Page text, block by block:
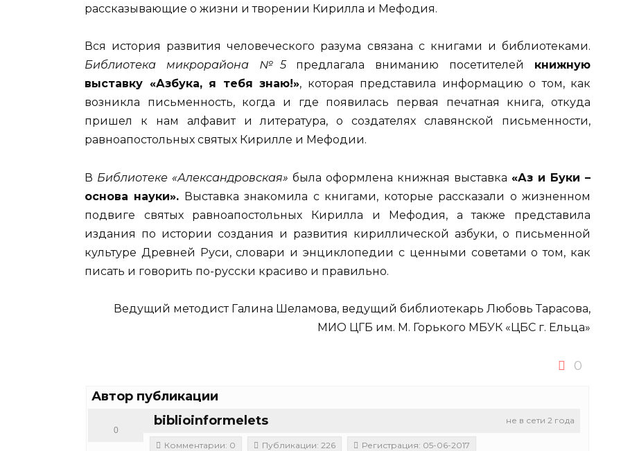
рассказывающие о жизни и творении Кирилла и Мефодия.
Вся история развития человеческого разума связана с книгами и библиотеками.
Библиотека микрорайона №5предлагала вниманию посетителей книжную
выставку «Азбука, я тебя знаю!», которая представила информацию о том, как
возникла письменность, когда и где появилась первая печатная книга, откуда
пришел к нам алфавит и литература, о создателях славянской письменности,
равноапостольных святых Кирилле и Мефодии.
В Библиотеке «Александровская» была оформлена книжная выставка «Аз и Буки –
основа науки». Выставка знакомила с книгами, которые рассказали о жизненном
подвиге святых равноапостольных Кирилла и Мефодия, а также представила
издания по истории создания и развития кириллической азбуки, о письменной
культуре Древней Руси, словари и энциклопедии с ценными советами о том, как
писать и говорить по-русски красиво и правильно.
Ведущий методист Галина Шеламова, ведущий библиотекарь Любовь Тарасова,
МИО ЦГБ им. М. Горького МБУК «ЦБС г. Ельца»
0
Автор публикации
не в сети 2 года
biblioinformelets
0
Комментарии: 0 Публикации: 226 Регистрация: 05-06-2017